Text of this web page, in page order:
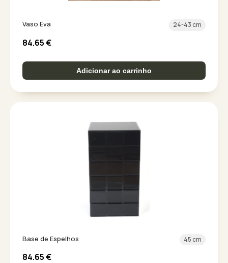
Vaso Eva 24-43 cm
84.65€
Adicionar ao carrinho
Base de Espelhos 45 cm
84.65€